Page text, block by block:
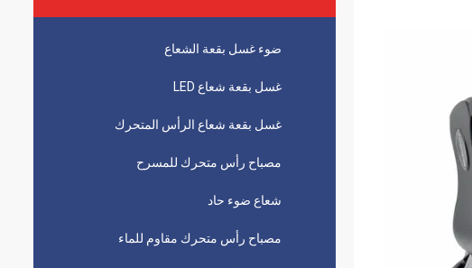
ضوء غسل بقعة الشعاع
غسل بقعة شعاع LED
غسل بقعة شعاع الرأس المتحرك
مصباح رأس متحرك للمسرح
شعاع ضوء حاد
مصباح رأس متحرك مقاوم للماء